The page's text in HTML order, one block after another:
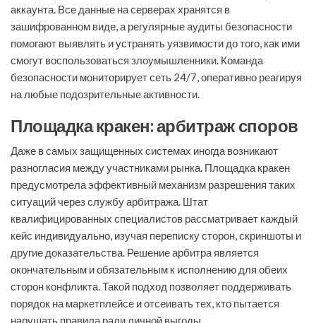
аккаунта. Все данные на серверах хранятся в
зашифрованном виде, а регулярные аудиты безопасности
помогают выявлять и устранять уязвимости до того, как ими
смогут воспользоваться злоумышленники. Команда
безопасности мониторирует сеть 24/7, оперативно реагируя
на любые подозрительные активности.
Площадка кракен: арбитраж споров
Даже в самых защищенных системах иногда возникают
разногласия между участниками рынка. Площадка кракен
предусмотрела эффективный механизм разрешения таких
ситуаций через службу арбитража. Штат
квалифицированных специалистов рассматривает каждый
кейс индивидуально, изучая переписку сторон, скриншоты и
другие доказательства. Решение арбитра является
окончательным и обязательным к исполнению для обеих
сторон конфликта. Такой подход позволяет поддерживать
порядок на маркетплейсе и отсеивать тех, кто пытается
нарушать правила ради личной выгоды.